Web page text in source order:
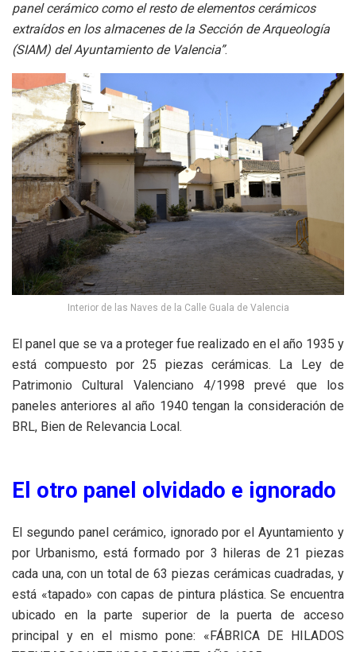
panel cerámico como el resto de elementos cerámicos
extraídos en los almacenes de la Sección de Arqueología
(SIAM) del Ayuntamiento de Valencia”.
Interior de las Naves de la Calle Guala de Valencia
El panel que se va a proteger fue realizado en el año 1935 y
está compuesto por 25 piezas cerámicas. La Ley de
Patrimonio Cultural Valenciano 4/1998 prevé que los
paneles anteriores al año 1940 tengan la consideración de
BRL, Bien de Relevancia Local.
El otro panel olvidado e ignorado
El segundo panel cerámico, ignorado por el Ayuntamiento y
por Urbanismo, está formado por 3 hileras de 21 piezas
cada una, con un total de 63 piezas cerámicas cuadradas, y
está «tapado» con capas de pintura plástica. Se encuentra
ubicado en la parte superior de la puerta de acceso
principal y en el mismo pone: «FÁBRICA DE HILADOS